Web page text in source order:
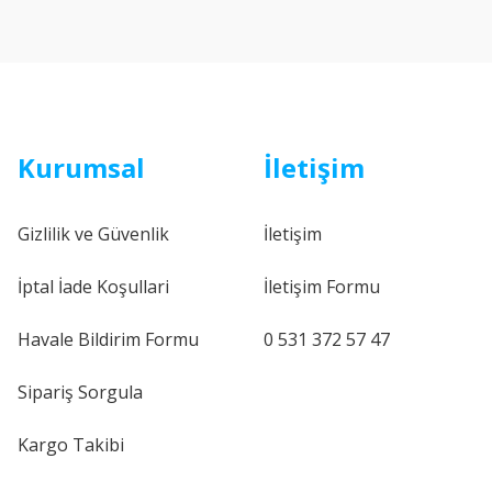
Kurumsal
Gizlilik ve Güvenlik
İptal İade Koşullari
Havale Bildirim Formu
Sipariş Sorgula
Kargo Takibi
İletişim
İletişim
İletişim Formu
0 531 372 57 47